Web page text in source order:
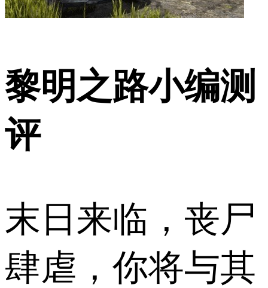
黎明之路小编测
评
末日来临，丧尸
肆虐，你将与​​其